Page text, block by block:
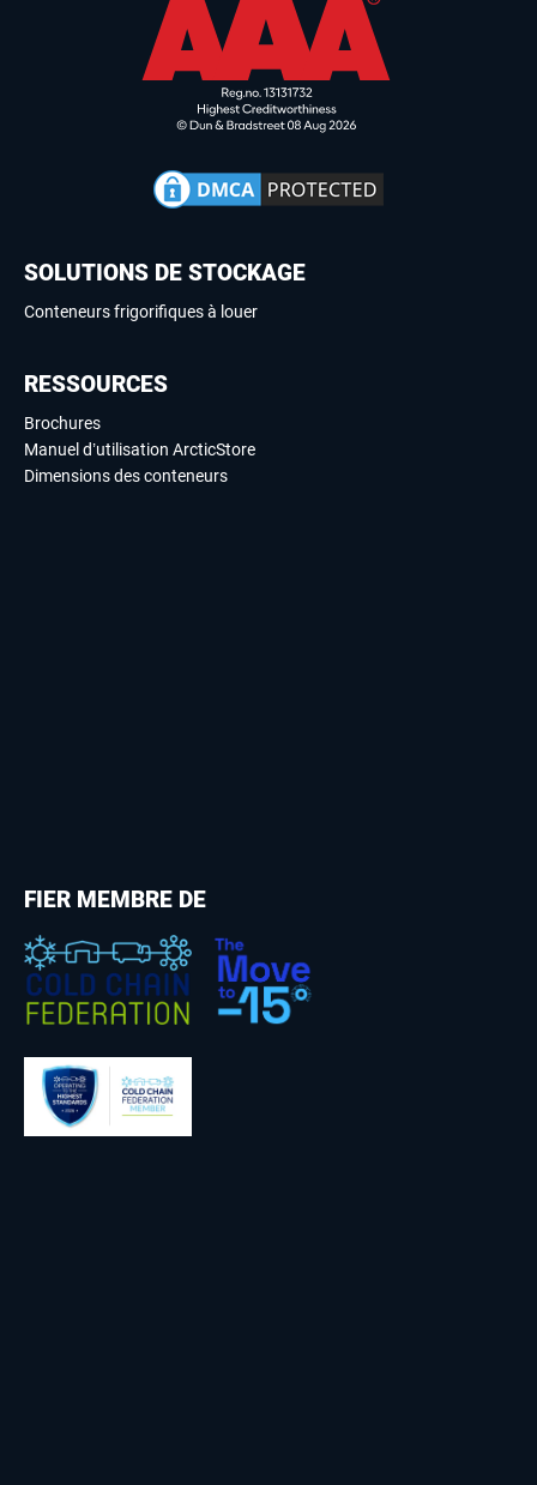
SOLUTIONS DE STOCKAGE
Conteneurs frigorifiques à louer
RESSOURCES
Brochures
Manuel d’utilisation ArcticStore
Dimensions des conteneurs
FIER MEMBRE DE